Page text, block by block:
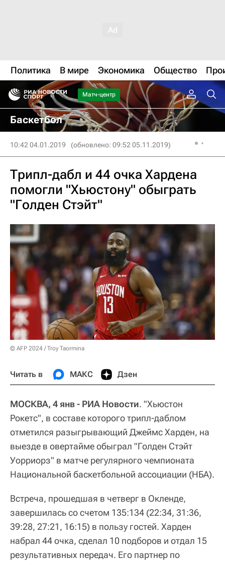
Политика В мире Экономика Общество
Матч-центр
Баскетбол
10:42 04.01.2019 (обновлено: 09:52 05.11.2019)
Трипл-дабл и 44 очка Хардена
помогли "Хьюстону" обыграть
"Голден Стэйт"
© AFP 2024 / Troy Taormina
Читать в МАКС Дзен
МОСКВА, 4 янв - РИА Новости. "Хьюстон
Рокетс", в составе которого трипл-даблом
отметился разыгрывающий Джеймс Харден, на
выезде в овертайме обыграл "Голден Стэйт
Уорриорз" в матче регулярного чемпионата
Национальной баскетбольной ассоциации (НБА).
Встреча, прошедшая в четверг в Окленде,
завершилась со счетом 135:134 (22:34, 31:36,
39:28, 27:21, 16:15) в пользу гостей. Харден
набрал 44 очка, сделал 10 подборов и отдал 15
результативных передач. Его партнер по